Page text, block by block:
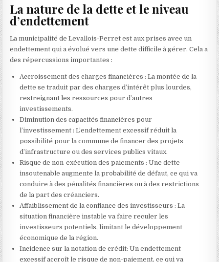
La nature de la dette et le niveau
d’endettement
La municipalité de Levallois-Perret est aux prises avec un
endettement qui a évolué vers une dette difficile à gérer. Cela a
des répercussions importantes :
Accroissement des charges financières : La montée de la
dette se traduit par des charges d’intérêt plus lourdes,
restreignant les ressources pour d’autres
investissements.
Diminution des capacités financières pour
l’investissement : L’endettement excessif réduit la
possibilité pour la commune de financer des projets
d’infrastructure ou des services publics vitaux.
Risque de non-exécution des paiements : Une dette
insoutenable augmente la probabilité de défaut, ce qui va
conduire à des pénalités financières ou à des restrictions
de la part des créanciers.
Affaiblissement de la confiance des investisseurs : La
situation financière instable va faire reculer les
investisseurs potentiels, limitant le développement
économique de la région.
Incidence sur la notation de crédit: Un endettement
excessif accroît le risque de non-paiement, ce qui va